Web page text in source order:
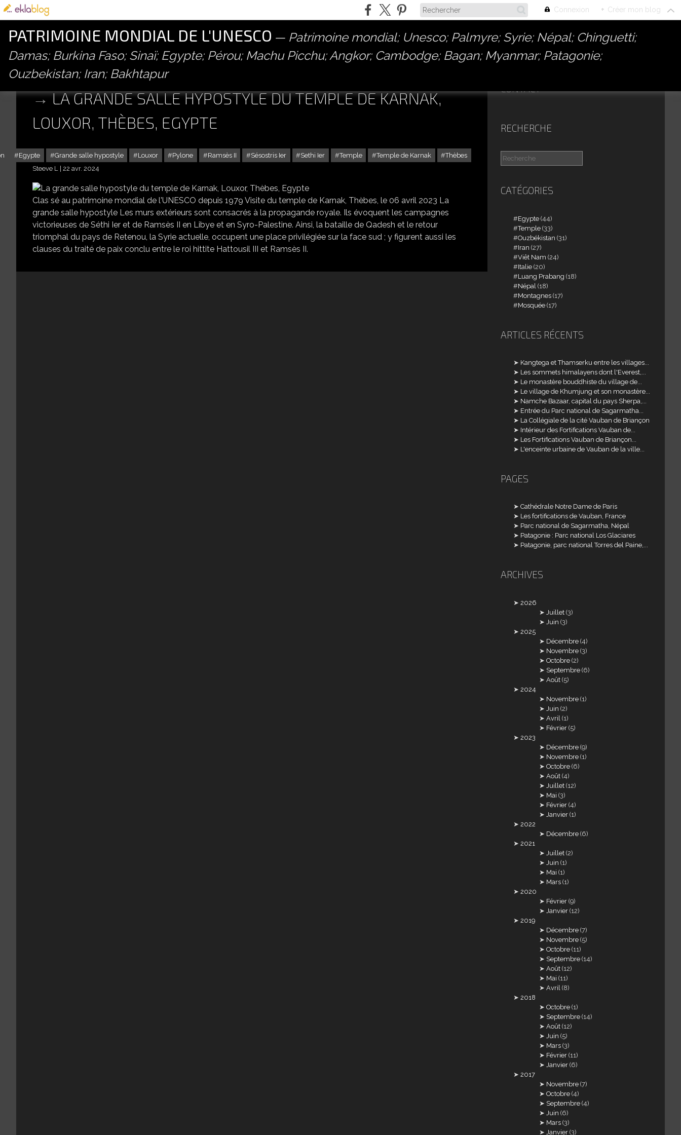
Connexion + Créer mon blog
PATRIMOINE MONDIAL DE L'UNESCO
Patrimoine mondial; Unesco; Palmyre; Syrie; Népal; Chinguetti;
Damas; Burkina Faso; Sinaï; Egypte; Pérou; Machu Picchu; Angkor; Cambodge; Bagan; Myanmar; Patagonie;
Ouzbekistan; Iran; Bakhtapur
LA GRANDE SALLE HYPOSTYLE DU TEMPLE DE KARNAK,
LOUXOR, THÈBES, EGYPTE
Egypte Grande salle hypostyle Louxor Pylone Ramsès II Sésostris Ier Sethi Ier Temple Temple de Karnak
Thèbes
Steeve L
22 avr. 2024
Clas sé au patrimoine mondial de l'UNESCO depuis 1979 Visite du temple de Karnak, Thèbes, le 06 avril 2023 La
grande salle hypostyle Les murs extérieurs sont consacrés à la propagande royale. Ils évoquent les campagnes
victorieuses de Séthi Ier et de Ramsès II en Libye et en Syro-Palestine. Ainsi, la bataille de Qadesh et le retour
triomphal du pays de Retenou, la Syrie actuelle, occupent une place privilégiée sur la face sud ; y figurent aussi les
clauses du traité de paix conclu entre le roi hittite Hattousil III et Ramsès II.
CONTACT
RECHERCHE
CATÉGORIES
Egypte (44)
Temple (33)
Ouzbékistan (31)
Iran (27)
Viêt Nam (24)
Italie (20)
Luang Prabang (18)
Népal (18)
Montagnes (17)
Mosquée (17)
ARTICLES RÉCENTS
Kangtega et Thamserku entre les villages...
Les sommets himalayens dont l'Everest,...
Le monastère bouddhiste du village de...
Le village de Khumjung et son monastère...
Namche Bazaar, capital du pays Sherpa,...
Entrée du Parc national de Sagarmatha...
La Collégiale de la cité Vauban de Briançon
Intérieur des Fortifications Vauban de...
Les Fortifications Vauban de Briançon...
L'enceinte urbaine de Vauban de la ville...
PAGES
Cathédrale Notre Dame de Paris
Les fortifications de Vauban, France
Parc national de Sagarmatha, Népal
Patagonie : Parc national Los Glaciares
Patagonie, parc national Torres del Paine,...
ARCHIVES
2026
Juillet (3)
Juin (3)
2025
Décembre (4)
Novembre (3)
Octobre (2)
Septembre (6)
Août (5)
2024
Novembre (1)
Juin (2)
Avril (1)
Février (5)
2023
Décembre (9)
Novembre (1)
Octobre (6)
Août (4)
Juillet (12)
Mai (3)
Février (4)
Janvier (1)
2022
Décembre (6)
2021
Juillet (2)
Juin (1)
Mai (1)
Mars (1)
2020
Février (9)
Janvier (12)
2019
Décembre (7)
Novembre (5)
Octobre (11)
Septembre (14)
Août (12)
Mai (11)
Avril (8)
2018
Octobre (1)
Septembre (14)
Août (12)
Juin (5)
Mars (3)
Février (11)
Janvier (6)
2017
Novembre (7)
Octobre (4)
Septembre (4)
Juin (6)
Mars (3)
Janvier (3)